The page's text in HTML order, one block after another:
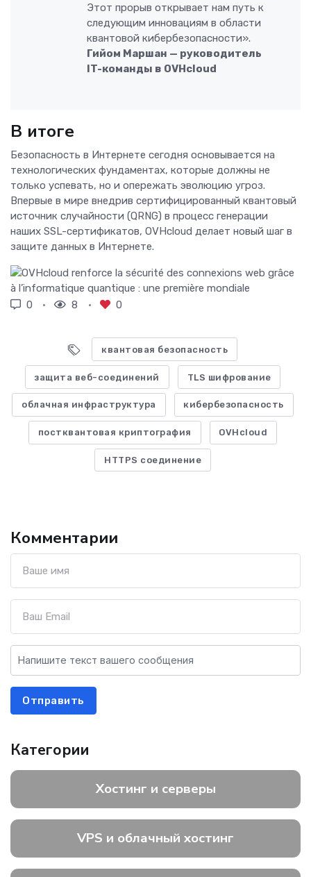
Этот прорыв открывает нам путь к
следующим инновациям в области
квантовой кибербезопасности».
Гийом Маршан — руководитель
IT-команды в OVHcloud
В итоге
Безопасность в Интернете сегодня основывается на
технологических фундаментах, которые должны не
только успевать, но и опережать эволюцию угроз.
Впервые в мире внедрив сертифицированный квантовый
источник случайности (QRNG) в процесс генерации
наших SSL-сертификатов, OVHcloud делает новый шаг в
защите данных в Интернете.
0 8 0
квантовая безопасность
защита веб-соединений TLS шифрование
облачная инфраструктура кибербезопасность
постквантовая криптография OVHcloud
HTTPS соединение
Комментарии
Отправить
Категории
Хостинг и серверы
VPS и облачный хостинг